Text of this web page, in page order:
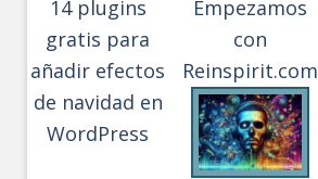
14 plugins
gratis para
añadir efectos
de navidad en
WordPress
Empezamos
con
Reinspirit.com